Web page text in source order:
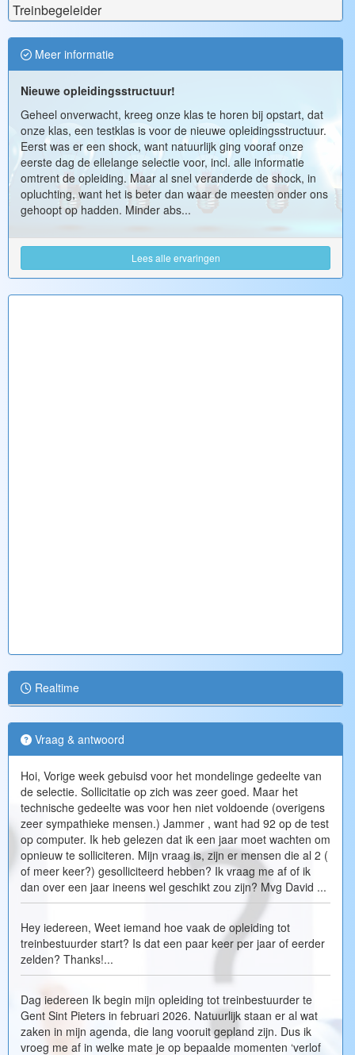
Treinbegeleider
Meer informatie
Nieuwe opleidingsstructuur!
Geheel onverwacht, kreeg onze klas te horen bij opstart, dat
onze klas, een testklas is voor de nieuwe opleidingsstructuur.
Eerst was er een shock, want natuurlijk ging vooraf onze
eerste dag de ellelange selectie voor, incl. alle informatie
omtrent de opleiding. Maar al snel veranderde de shock, in
opluchting, want het is beter dan waar de meesten onder ons
gehoopt op hadden. Minder abs...
Lees alle ervaringen
Realtime
Vraag & antwoord
Hoi, Vorige week gebuisd voor het mondelinge gedeelte van
de selectie. Sollicitatie op zich was zeer goed. Maar het
technische gedeelte was voor hen niet voldoende (overigens
zeer sympathieke mensen.) Jammer , want had 92 op de test
op computer. Ik heb gelezen dat ik een jaar moet wachten om
opnieuw te solliciteren. Mijn vraag is, zijn er mensen die al 2 (
of meer keer?) gesolliciteerd hebben? Ik vraag me af of ik
dan over een jaar ineens wel geschikt zou zijn? Mvg David ...
Hey iedereen, Weet iemand hoe vaak de opleiding tot
treinbestuurder start? Is dat een paar keer per jaar of eerder
zelden? Thanks!...
Dag iedereen Ik begin mijn opleiding tot treinbestuurder te
Gent Sint Pieters in februari 2026. Natuurlijk staan er al wat
zaken in mijn agenda, die lang vooruit gepland zijn. Dus ik
vroeg me af in welke mate je op bepaalde momenten ‘verlof